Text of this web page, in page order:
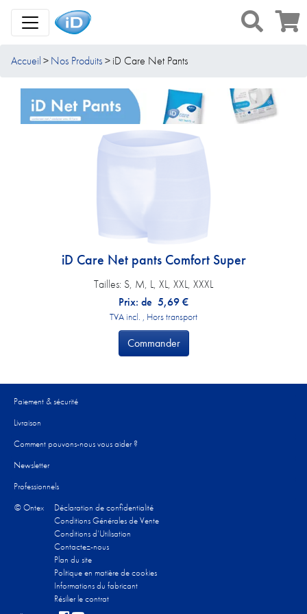
Toggle Navigation
Accueil Nos Produits iD Care Net Pants
iD Care Net pants Comfort Super
Tailles: S, M, L, XL, XXL, XXXL
Prix: de 5,69€
TVA incl. , Hors transport
Commander
Paiement & sécurité
Livraison
Comment pouvons-nous vous aider ?​
Newsletter
Professionnels
© Ontex
Déclaration de confidentialité
Conditions Générales de Vente
Conditions d’Utilisation
Contactez-nous
Plan du site
Politique en matière de cookies
Informations du fabricant
Résilier le contrat